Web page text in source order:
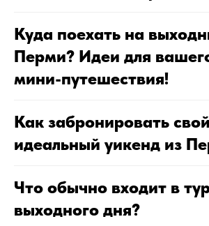
Куда поехать на
Перми? Идеи для
мини-путешествия!
Как забронировать свой
идеальный уикенд из
Что обычно входит в
выходного дня?
Мыпосетили 140+ отелей, и
только половину из них
можем рекомендовать